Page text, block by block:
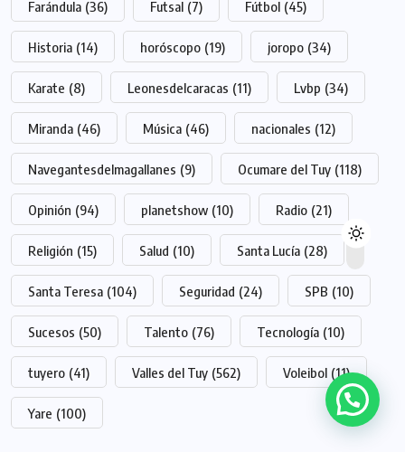
Farándula (36) Futsal (7) Fútbol (45)
Historia (14) horóscopo (19) joropo (34)
Karate (8) Leonesdelcaracas (11) Lvbp (34)
Miranda (46) Música (46) nacionales (12)
Navegantesdelmagallanes (9) Ocumare del Tuy (118)
Opinión (94) planetshow (10) Radio (21)
Religión (15) Salud (10) Santa Lucía (28)
Santa Teresa (104) Seguridad (24) SPB (10)
Sucesos (50) Talento (76) Tecnología (10)
tuyero (41) Valles del Tuy (562) Voleibol (11)
Yare (100)